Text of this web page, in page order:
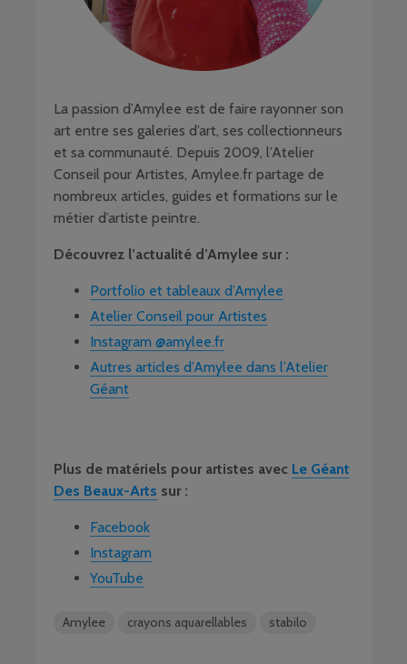
La passion d’Amylee est de faire rayonner son
art entre ses galeries d’art, ses collectionneurs
et sa communauté. Depuis 2009, l’Atelier
Conseil pour Artistes, Amylee.fr partage de
nombreux articles, guides et formations sur le
métier d’artiste peintre.
Découvrez l’actualité d’Amylee sur :
Portfolio et tableaux d’Amylee
Atelier Conseil pour Artistes
Instagram @amylee.fr
Autres articles d’Amylee dans l’Atelier
Géant
Plus de matériels pour artistes avec Le Géant
Des Beaux-Arts sur :
Facebook
Instagram
YouTube
Amylee crayons aquarellables stabilo